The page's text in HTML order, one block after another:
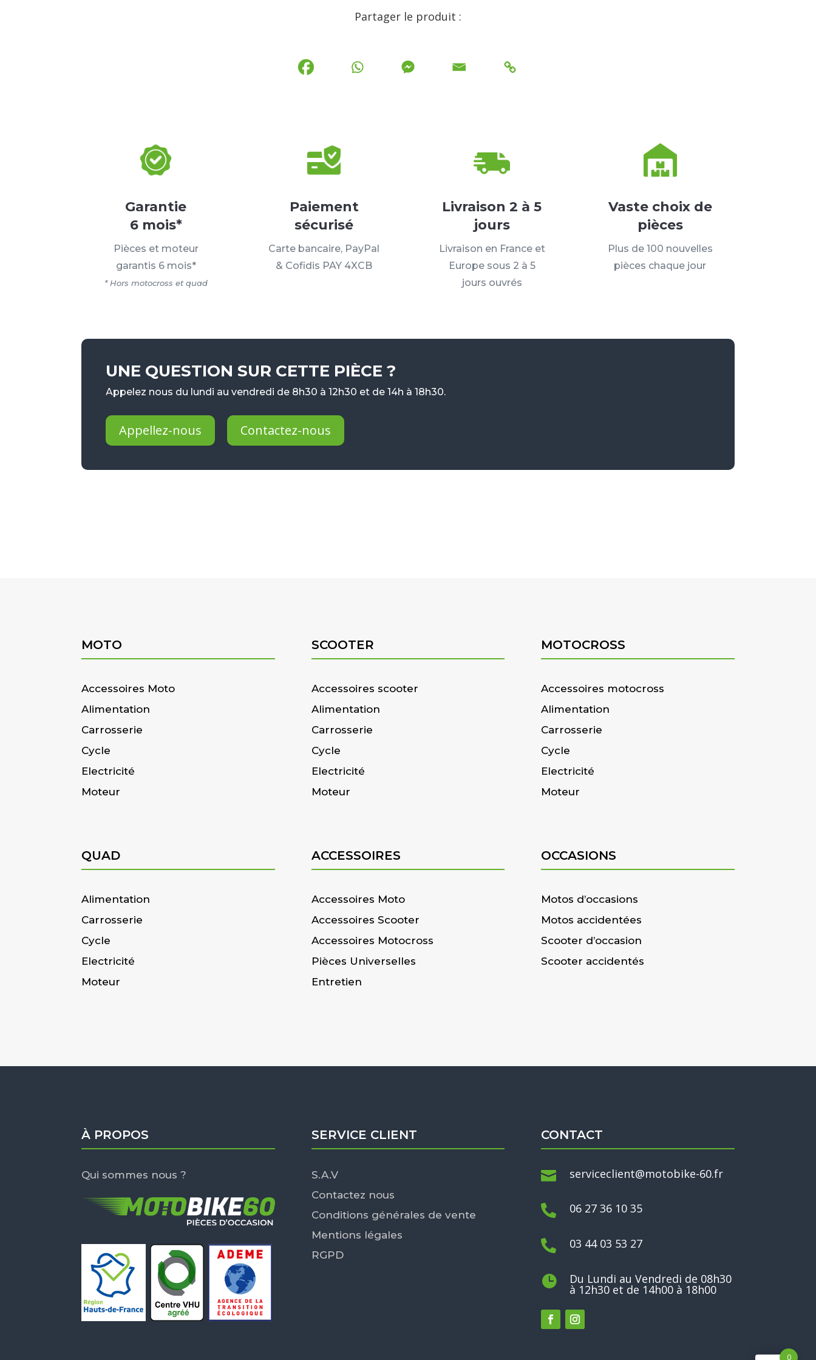
Partager le produit :
Garantie
6 mois*
Pièces et moteur
garantis 6 mois*
* Hors motocross et quad
Paiement
sécurisé
Carte bancaire, PayPal
& Cofidis PAY 4XCB
Livraison 2 à 5
jours
Livraison en France et
Europe sous 2 à 5
jours ouvrés
Vaste choix de
pièces
Plus de 100 nouvelles
pièces chaque jour
UNE QUESTION SUR CETTE PIÈCE ?
Appelez nous du lundi au vendredi de 8h30 à 12h30 et de 14h à 18h30.
Appellez-nous Contactez-nous
MOTO
Accessoires Moto
Alimentation
Carrosserie
Cycle
Electricité
Moteur
SCOOTER
Accessoires scooter
Alimentation
Carrosserie
Cycle
Electricité
Moteur
MOTOCROSS
Accessoires motocross
Alimentation
Carrosserie
Cycle
Electricité
Moteur
QUAD
Alimentation
Carrosserie
Cycle
Electricité
Moteur
ACCESSOIRES
Accessoires Moto
Accessoires Scooter
Accessoires Motocross
Pièces Universelles
Entretien
OCCASIONS
Motos d’occasions
Motos accidentées
Scooter d’occasion
Scooter accidentés
À PROPOS
Qui sommes nous ?
SERVICE CLIENT
S.A.V
Contactez nous
Conditions générales de vente
Mentions légales
RGPD
CONTACT
 serviceclient@motobike-60.fr
 06 27 36 10 35
 03 44 03 53 27
 Du Lundi au Vendredi de 08h30
à 12h30 et de 14h00 à 18h00
0